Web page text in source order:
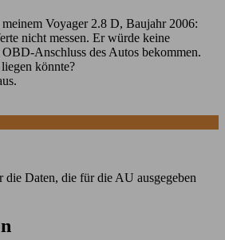
Voyager 2.8 D, Baujahr 2006:
nicht messen. Er würde keine
Anschluss des Autos bekommen.
könnte?
die Daten, die für die AU ausgegeben